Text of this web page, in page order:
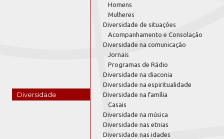
Diversidade
Homens
Mulheres
Diversidade de situações
Acompanhamento e Consolação
Diversidade na comunicação
Jornais
Programas de Rádio
Diversidade na diaconia
Diversidade na espiritualidade
Diversidade na família
Casais
Diversidade na música
Diversidade nas etnias
Diversidade nas idades